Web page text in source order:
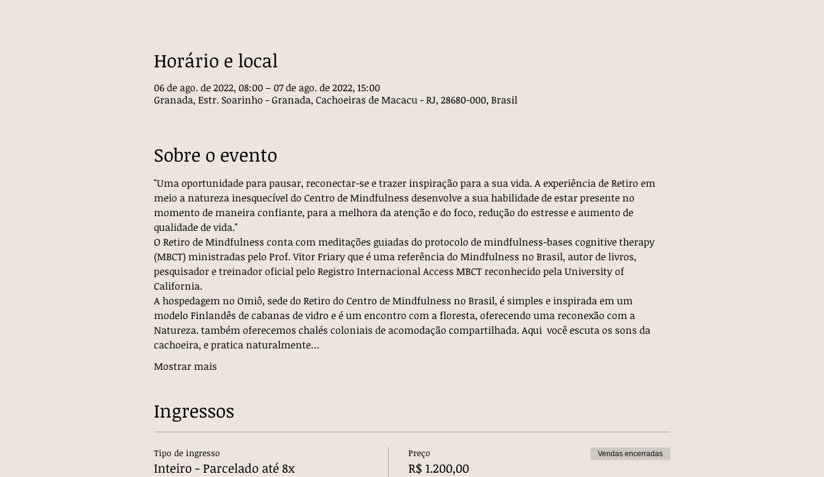
Horário e local
06 de ago. de 2022, 08:00 – 07 de ago. de 2022, 15:00
Granada, Estr. Soarinho - Granada, Cachoeiras de Macacu - RJ, 28680-000, Brasil
Sobre o evento
"Uma oportunidade para pausar, reconectar-se e trazer inspiração para a sua vida. A experiência de Retiro em
meio a natureza inesquecível do Centro de Mindfulness desenvolve a sua habilidade de estar presente no
momento de maneira confiante, para a melhora da atenção e do foco, redução do estresse e aumento de
qualidade de vida."
O Retiro de Mindfulness conta com meditações guiadas do protocolo de mindfulness-bases cognitive therapy
(MBCT) ministradas pelo Prof. Vitor Friary que é uma referência do Mindfulness no Brasil, autor de livros,
pesquisador e treinador oficial pelo Registro Internacional Access MBCT reconhecido pela University of
California.
A hospedagem no Omiô, sede do Retiro do Centro de Mindfulness no Brasil, é simples e inspirada em um
modelo Finlandês de cabanas de vidro e é um encontro com a floresta, oferecendo uma reconexão com a
Natureza. também oferecemos chalés coloniais de acomodação compartilhada. Aqui  você escuta os sons da
cachoeira, e pratica naturalmente…
Mostrar mais
Ingressos
Tipo de ingresso
Inteiro - Parcelado até 8x
Preço
R$ 1.200,00
Vendas encerradas